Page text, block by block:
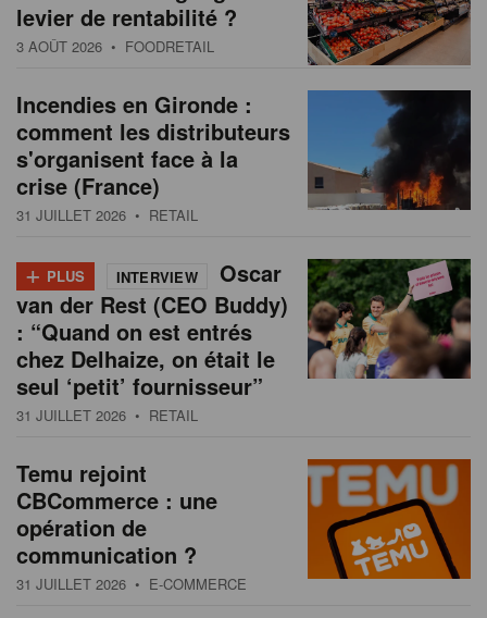
levier de rentabilité ?
3 AOÛT 2026 • FOODRETAIL
Incendies en Gironde :
comment les distributeurs
s'organisent face à la
crise (France)
31 JUILLET 2026 • RETAIL
+ PLUS INTERVIEW
Oscar
van der Rest (CEO Buddy)
: “Quand on est entrés
chez Delhaize, on était le
seul ‘petit’ fournisseur”
31 JUILLET 2026 • RETAIL
Temu rejoint
CBCommerce : une
opération de
communication ?
31 JUILLET 2026 • E-COMMERCE